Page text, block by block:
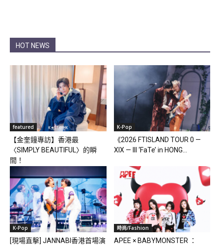
HOT NEWS
featured
【金奎鐘專訪】香港最
〈SIMPLY BEAUTIFUL〉的瞬
間！
K-Pop
《2026 FTISLAND TOUR 0 —
XIX — III ‘FaTe’ in HONG...
K-Pop
[現場直擊] JANNABI香港首場演
時尚/Fashion
APEE × BABYMONSTER ：